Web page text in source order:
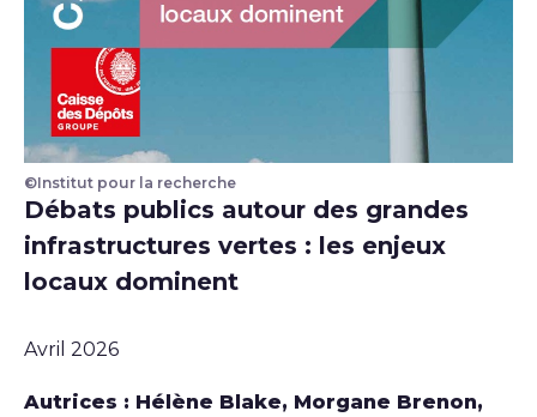
©Institut pour la recherche
Débats publics autour des grandes
infrastructures vertes : les enjeux
locaux dominent
Avril 2026
Autrices : Hélène Blake, Morgane Brenon,